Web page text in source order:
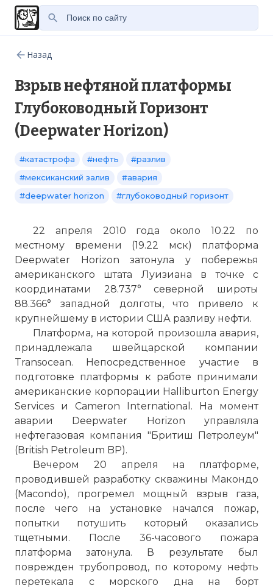
Назад
Взрыв нефтяной платформы
Глубоководный Горизонт
(Deepwater Horizon)
#катастрофа #нефть
#разлив
#мексиканский залив
#авария
#deepwater horizon
#глубоководный горизонт
22 апреля 2010 года около 10.22 по
местному времени (19.22 мск) платформа
Deepwater Horizon затонула у побережья
американского штата Луизиана в точке с
координатами 28.737° северной широты
88.366° западной долготы, что привело к
крупнейшему в истории США разливу нефти.
Платформа, на которой произошла авария,
принадлежала швейцарской компании
Transocean. Непосредственное участие в
подготовке платформы к работе принимали
американские корпорации Halliburton Energy
Services и Cameron International. На момент
аварии Deepwater Horizon управляла
нефтегазовая компания "Бритиш Петролеум"
(Вritish Petroleum BP).
Вечером 20 апреля на платформе,
проводившей разработку скважины Макондо
(Macondo), прогремел мощный взрыв газа,
после чего на установке начался пожар,
попытки потушить который оказались
тщетными. После 36-часового пожара
платформа затонула. В результате был
поврежден трубопровод, по которому нефть
перетекала с морского дна на борт